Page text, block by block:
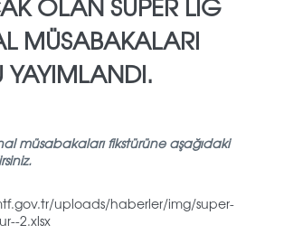
MÜSABAKALARI
YAYIMLANDI.
müsabakaları fikstürüne aşağıdaki
uploads/haberler/img/super-
2.xlsx